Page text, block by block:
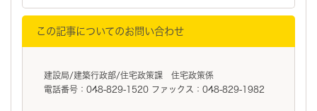
この記事についてのお問い合わせ
建設局/建築行政部/住宅政策課 住宅政策係
電話番号：048-829-1520 ファックス：048-829-1982